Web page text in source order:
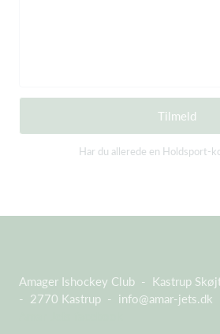
Tilmeld
Har du allerede en Holdsport-
Amager Ishockey Club - Kastrup
- 2770 Kastrup - info@amar-jets.dk